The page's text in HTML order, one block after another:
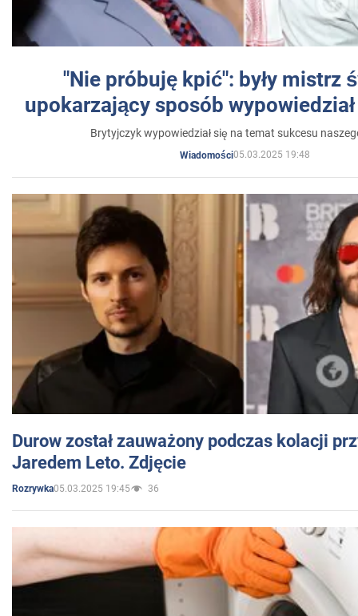
"Nie próbuję kpić": były mistrz
upokarzający sposób
Brytyjczyk wypowiedział się na temat sukcesu
Wiadomości05.03.2025 19:48
Durow został zauważony podczas kolacji
Jaredem Leto. Zdjęcie
Rozrywka05.03.2025 19:45 36